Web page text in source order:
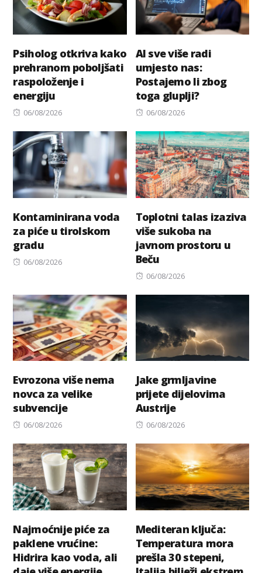
Psiholog otkriva kako
prehranom poboljšati
raspoloženje i
energiju
Posted
06/08/2026
AI sve više radi
umjesto nas:
Postajemo li zbog
toga gluplji?
Posted
06/08/2026
Kontaminirana voda
za piće u tirolskom
gradu
Posted
06/08/2026
Toplotni talas izaziva
više sukoba na
javnom prostoru u
Beču
Posted
06/08/2026
Evrozona više nema
novca za velike
subvencije
Posted
06/08/2026
Jake grmljavine
prijete dijelovima
Austrije
Posted
06/08/2026
Najmoćnije piće za
paklene vrućine:
Hidrira kao voda, ali
Mediteran ključa:
Temperatura mora
prešla 30 stepeni,